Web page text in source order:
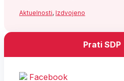
Aktuelnosti, Izdvojeno
Prati SDP
Facebook